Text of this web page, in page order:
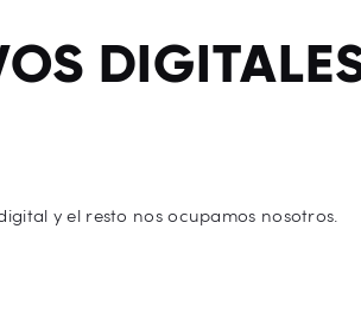
y el resto nos ocupamos nosotros.